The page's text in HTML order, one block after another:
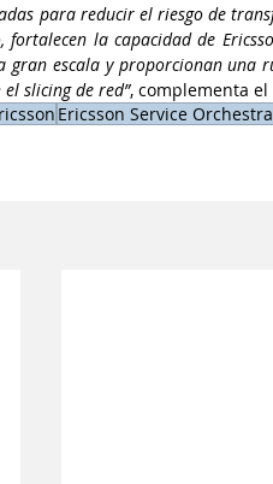
para reducir el riesgo de
fortalecen la capacidad de
gran escala y proporcionan
el slicing de red”, complementa el
Ericsson Service